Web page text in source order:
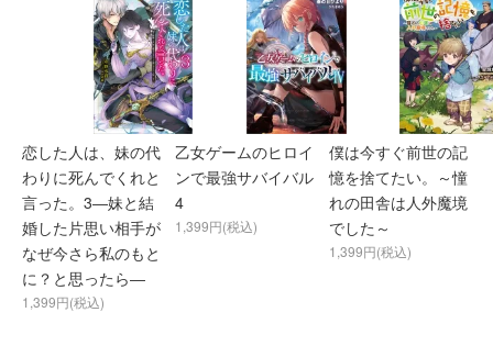
恋した人は、妹の代
わりに死んでくれと
言った。3―妹と結
婚した片思い相手が
なぜ今さら私のもと
に？と思ったら―
1,399円(税込)
乙女ゲームのヒロイ
ンで最強サバイバル
4
1,399円(税込)
僕は今すぐ前世の記
憶を捨てたい。～憧
れの田舎は人外魔境
でした～
1,399円(税込)